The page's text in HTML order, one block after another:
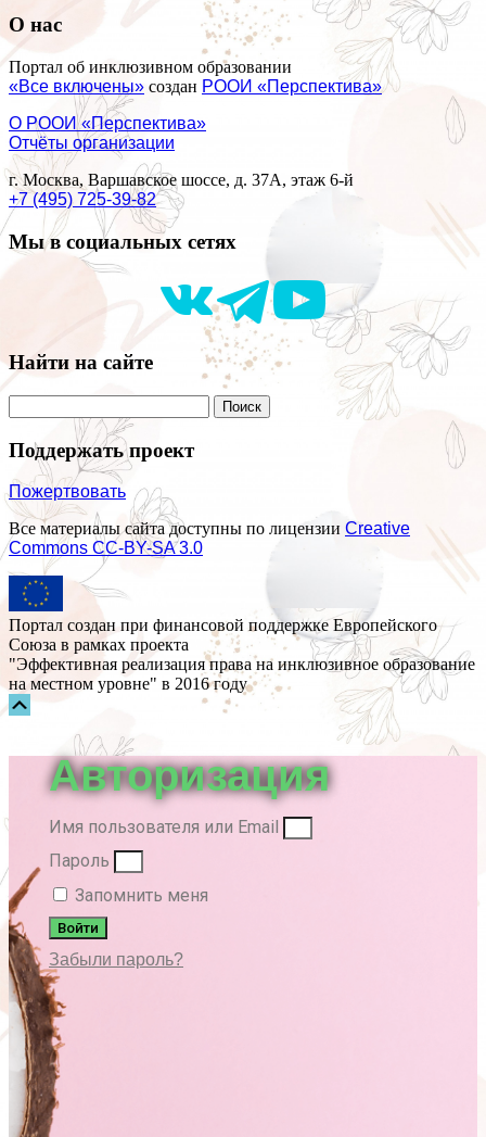
О нас
Портал об инклюзивном образовании
«Все включены» создан РООИ «Перспектива»
О РООИ «Перспектива»
Отчёты организации
г. Москва, Варшавское шоссе, д. 37А, этаж 6-й
+7 (495) 725-39-82
Мы в социальных сетях
Найти на сайте
Поддержать проект
Пожертвовать
Все материалы сайта доступны по лицензии Creative
Commons СС-BY-SA 3.0
Портал создан при финансовой поддержке Европейского
Союза в рамках проекта
"Эффективная реализация права на инклюзивное образование
на местном уровне" в 2016 году
Авторизация
Имя пользователя или Email
Пароль
Запомнить меня
Войти
Забыли пароль?